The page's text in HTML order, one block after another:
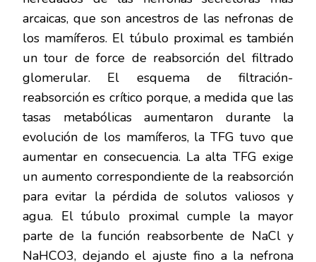
arcaicas, que son ancestros de las nefronas de
los mamíferos. El túbulo proximal es también
un tour de force de reabsorción del filtrado
glomerular. El esquema de filtración-
reabsorción es crítico porque, a medida que las
tasas metabólicas aumentaron durante la
evolución de los mamíferos, la TFG tuvo que
aumentar en consecuencia. La alta TFG exige
un aumento correspondiente de la reabsorción
para evitar la pérdida de solutos valiosos y
agua. El túbulo proximal cumple la mayor
parte de la función reabsorbente de NaCl y
NaHCO3, dejando el ajuste fino a la nefrona